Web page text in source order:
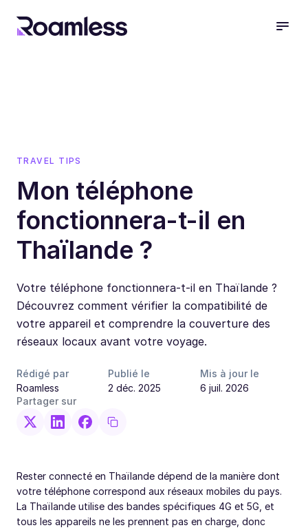
TRAVEL TIPS
Mon téléphone
fonctionnera-t-il en
Thaïlande ?
Votre téléphone fonctionnera-t-il en Thaïlande ?
Découvrez comment vérifier la compatibilité de
votre appareil et comprendre la couverture des
réseaux locaux avant votre voyage.
Rédigé par
Roamless
Publié le
2 déc. 2025
Mis à jour le
6 juil. 2026
Partager sur
Rester connecté en Thaïlande dépend de la manière dont
votre téléphone correspond aux réseaux mobiles du pays.
La Thaïlande utilise des bandes spécifiques 4G et 5G, et
tous les appareils ne les prennent pas en charge, donc